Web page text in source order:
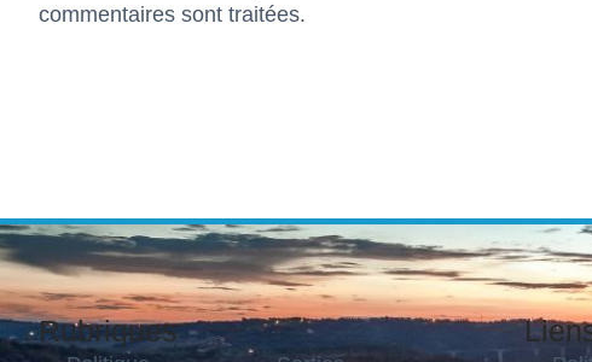
commentaires sont traitées.
Rubriques